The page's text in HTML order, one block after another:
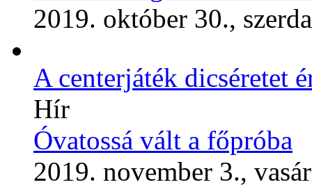
2019. október 30., szerda
A centerjáték dicséretet
Hír
Óvatossá vált a főpróba
2019. november 3.,